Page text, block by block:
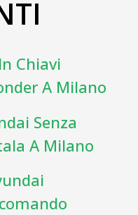
Chiavi
A Milano
Senza
A Milano